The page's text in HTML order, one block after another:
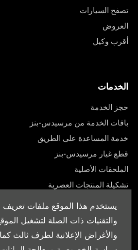
يستخدم هذا الموقع ملفات تعريف
والتقنيات ذات الصلة لتشغيل
والأغراض الإعلانية لطرف ثالث
تصفح السيارات
العروض
أقرب وكيل
الخدمات
حجز الخدمة
باقات الخدمة من مرسيدس-بنز
خدمة المساعدة على الطريق
قطع غيار مرسيدس-بنز
الملحقات الأصلية
تشكيلة المنتجات العصرية